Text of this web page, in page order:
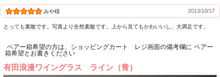
みや様 2013/10/17
とっても素敵です。写真より全然素敵です。上から見てもかわいいし。大満足です。
ペアー箱希望の方は、ショッピングカート レジ画面の備考欄に ペアー
箱希望とお書きください
有田浪漫ワイングラス ライン（青）